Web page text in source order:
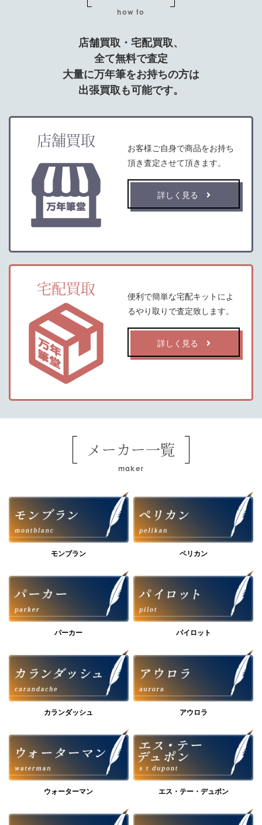
how to
店舗買取・宅配買取、
全て無料で査定
大量に万年筆をお持ちの方は
出張買取も可能です。
店舗買取
お客様ご自身で商品をお持ち
頂き査定させて頂きます。
詳しく見る
宅配買取
便利で簡単な宅配キットによ
るやり取りで査定致します。
詳しく見る
メーカー一覧
maker
モンブラン ペリカン
パーカー パイロット
カランダッシュ アウロラ
ウォーターマン エス・テー・デュポン